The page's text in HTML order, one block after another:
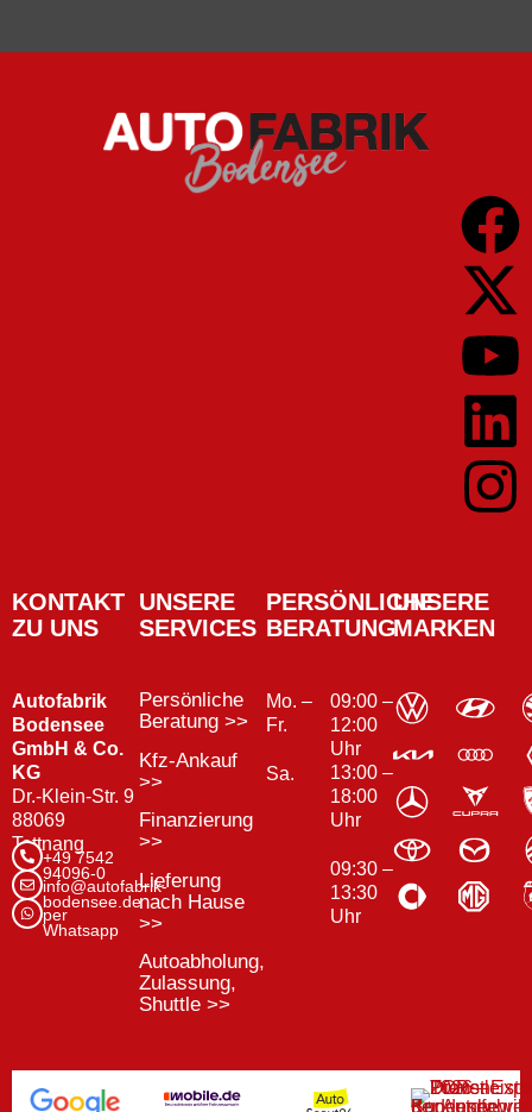
KONTAKT
ZU UNS
Autofabrik
Bodensee
GmbH & Co.
KG
Dr.-Klein-Str. 9
88069
Tettnang
+49 7542
94096-0
info@autofabrik-
bodensee.de
per
Whatsapp
UNSERE
SERVICES
Persönliche
Beratung >>
Kfz-Ankauf
>>
Finanzierung
>>
Lieferung
nach Hause
>>
Autoabholung,
Zulassung,
Shuttle >>
PERSÖNLICHE
BERATUNG
Mo. –
Fr.
Sa.
09:00 –
12:00
Uhr
13:00 –
18:00
Uhr
09:30 –
13:30
Uhr
UNSERE
MARKEN